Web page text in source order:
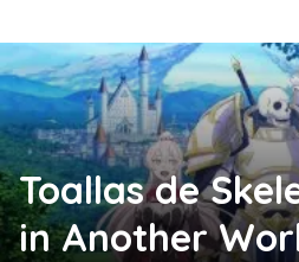
Toallas de
in Another